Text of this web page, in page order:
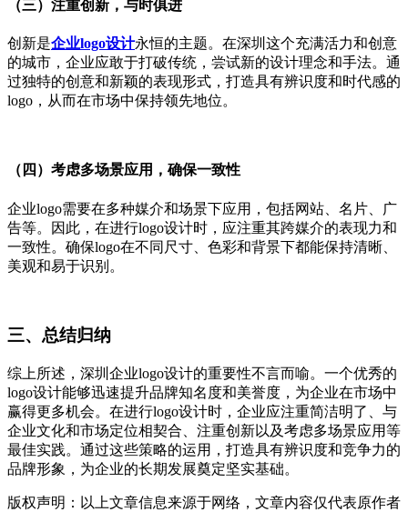
（三）注重创新，与时俱进
创新是企业logo设计永恒的主题。在深圳这个充满活力和创意
的城市，企业应敢于打破传统，尝试新的设计理念和手法。通
过独特的创意和新颖的表现形式，打造具有辨识度和时代感的
logo，从而在市场中保持领先地位。
（四）考虑多场景应用，确保一致性
企业logo需要在多种媒介和场景下应用，包括网站、名片、广
告等。因此，在进行logo设计时，应注重其跨媒介的表现力和
一致性。确保logo在不同尺寸、色彩和背景下都能保持清晰、
美观和易于识别。
三、总结归纳
综上所述，深圳企业logo设计的重要性不言而喻。一个优秀的
logo设计能够迅速提升品牌知名度和美誉度，为企业在市场中
赢得更多机会。在进行logo设计时，企业应注重简洁明了、与
企业文化和市场定位相契合、注重创新以及考虑多场景应用等
最佳实践。通过这些策略的运用，打造具有辨识度和竞争力的
品牌形象，为企业的长期发展奠定坚实基础。
版权声明：以上文章信息来源于网络，文章内容仅代表原作者